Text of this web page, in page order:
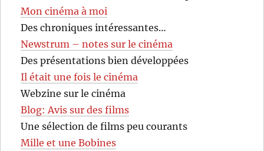
Mon cinéma à moi
Des chroniques intéressantes…
Newstrum – notes sur le cinéma
Des présentations bien développées
Il était une fois le cinéma
Webzine sur le cinéma
Blog: Avis sur des films
Une sélection de films peu courants
Mille et une Bobines